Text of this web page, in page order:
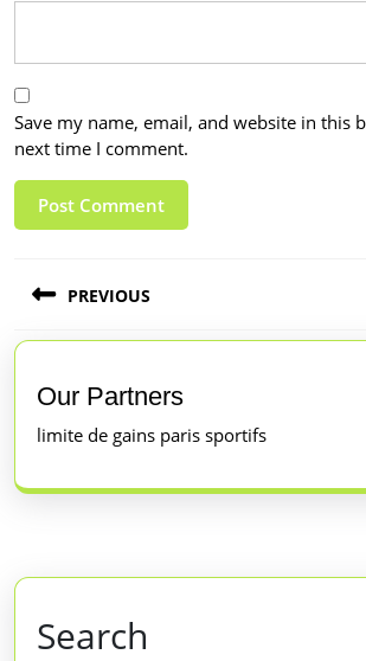
Save my name, email, and website in this
next time I comment.
navigation
PREVIOUS
Previous
post:
Our Partners
limite de gains paris sportifs
Search